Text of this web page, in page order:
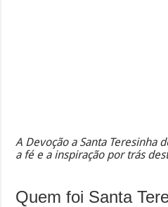
A Devoção a Santa Teresinha
a fé e a inspiração por trás
Quem foi Santa